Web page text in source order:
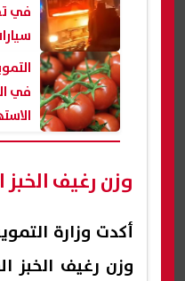
في
في
وزن رغيف
أكدت وزارة
وزن رغيف الخبز